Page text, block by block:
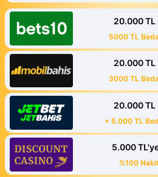
20.000 TL
5000 TL
20.000 TL
3000 TL
20.000 TL
+ 5.000 TL
5.000
%100